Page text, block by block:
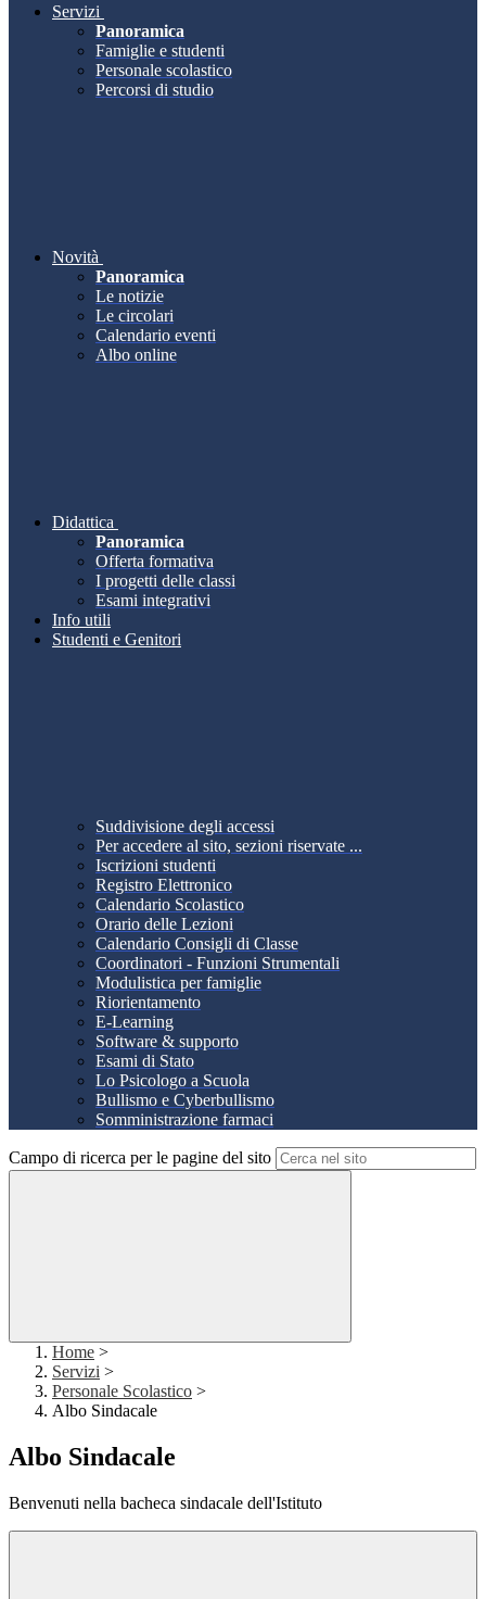
Servizi
Panoramica
Famiglie e studenti
Personale scolastico
Percorsi di studio
Novità
Panoramica
Le notizie
Le circolari
Calendario eventi
Albo online
Didattica
Panoramica
Offerta formativa
I progetti delle classi
Esami integrativi
Info utili
Studenti e Genitori
Suddivisione degli accessi
Per accedere al sito, sezioni riservate ...
Iscrizioni studenti
Registro Elettronico
Calendario Scolastico
Orario delle Lezioni
Calendario Consigli di Classe
Coordinatori - Funzioni Strumentali
Modulistica per famiglie
Riorientamento
E-Learning
Software & supporto
Esami di Stato
Lo Psicologo a Scuola
Bullismo e Cyberbullismo
Somministrazione farmaci
Campo di ricerca per le pagine del sito
Home >
Servizi >
Personale Scolastico >
Albo Sindacale
Albo Sindacale
Benvenuti nella bacheca sindacale dell'Istituto